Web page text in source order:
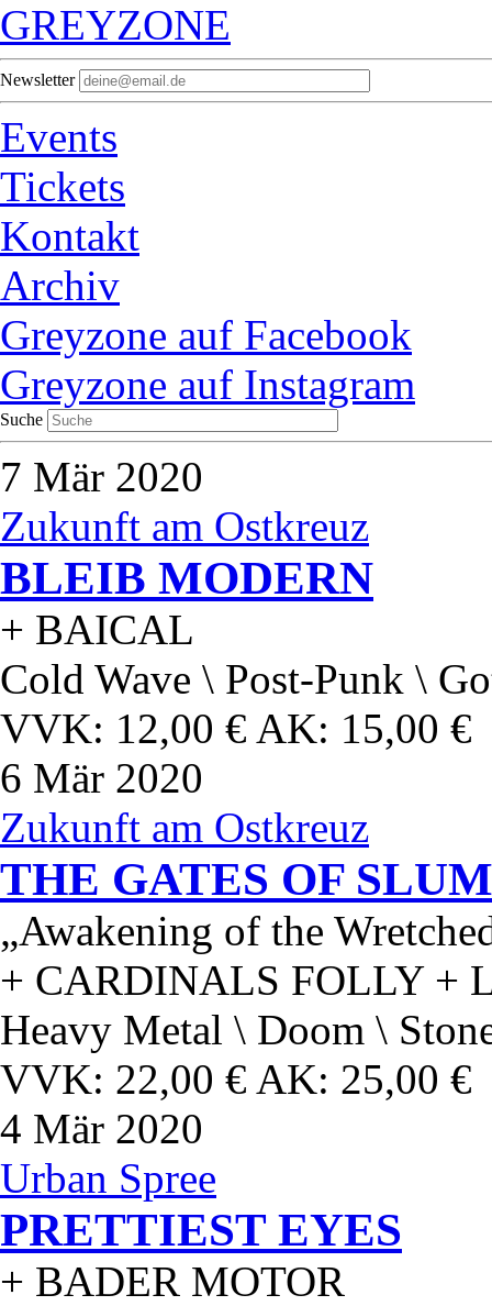
GREYZONE
Newsletter
Events
Tickets
Kontakt
Archiv
Greyzone auf Facebook
Greyzone auf Instagram
Suche
7 Mär 2020
Zukunft am Ostkreuz
BLEIB MODERN
+ BAICAL
Cold Wave \ Post-Punk \
VVK: 12,00 € AK: 15,00 €
6 Mär 2020
Zukunft am Ostkreuz
THE GATES OF
„Awakening of the
+ CARDINALS FOLLY +
Heavy Metal \ Doom \
VVK: 22,00 € AK: 25,00 €
4 Mär 2020
Urban Spree
PRETTIEST EYES
+ BADER MOTOR